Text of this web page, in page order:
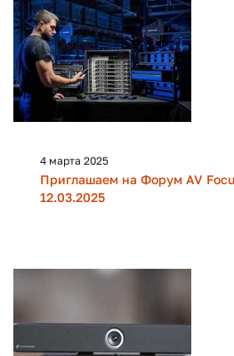
4 марта 2025
Приглашаем на Форум AV
12.03.2025